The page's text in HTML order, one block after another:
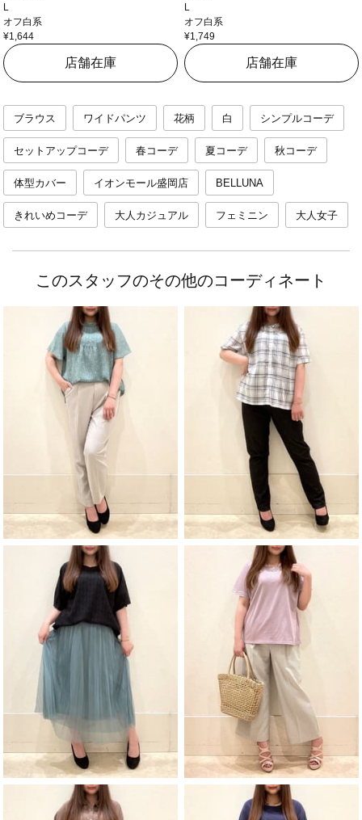
L
オフ白系
¥1,644
店舗在庫
L
オフ白系
¥1,749
店舗在庫
ブラウス ワイドパンツ 花柄 白 シンプルコーデ
セットアップコーデ 春コーデ 夏コーデ 秋コーデ
体型カバー イオンモール盛岡店 BELLUNA
きれいめコーデ 大人カジュアル フェミニン 大人女子
このスタッフのその他のコーディネート